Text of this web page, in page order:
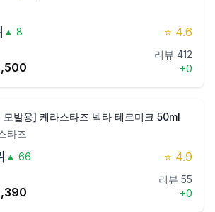
▲ 8 ⭐ 4.6
리뷰 412
+0
모발용] 케라스타즈 넥타 테르미크 50ml
타즈
▲ 66 ⭐ 4.9
리뷰 55
+0